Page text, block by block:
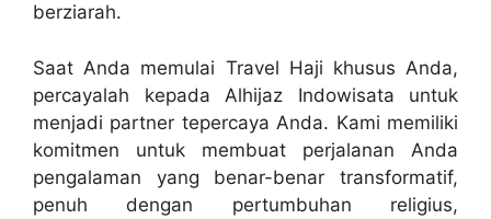
berziarah.
Saat Anda memulai Travel Haji khusus Anda,
percayalah kepada Alhijaz Indowisata untuk
menjadi partner tepercaya Anda. Kami memiliki
komitmen untuk membuat perjalanan Anda
pengalaman yang benar-benar transformatif,
penuh dengan pertumbuhan religius,